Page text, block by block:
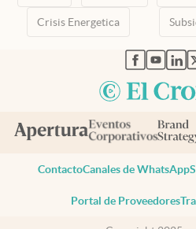
Crisis Energetica
abre en
abre
ContactoCanales de WhatsApp
Portal de Proveedores